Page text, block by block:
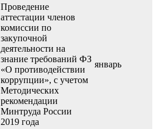
Проведение
аттестации членов
комиссии по
закупочной
деятельности на
знание требований ФЗ
«О противодействии
коррупции», с учетом
Методических
рекомендации
Минтруда России
2019 года
январь